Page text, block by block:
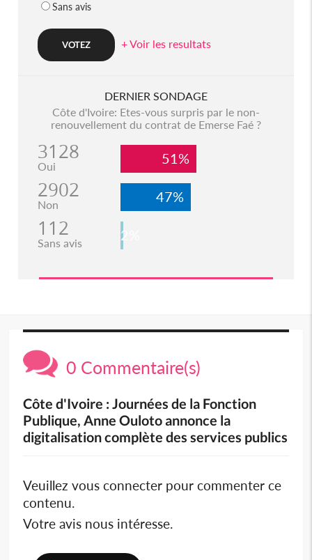
Sans avis
+ Voir les resultats
DERNIER SONDAGE
Côte d'Ivoire: Etes-vous surpris par le non-
renouvellement du contrat de Emerse Faé ?
3128
Oui 51%
2902
Non 47%
112
Sans avis 2%
0 Commentaire(s)
Côte d'Ivoire : Journées de la Fonction
Publique, Anne Ouloto annonce la
digitalisation complète des services publics
Veuillez vous connecter pour commenter ce
contenu.
Votre avis nous intéresse.